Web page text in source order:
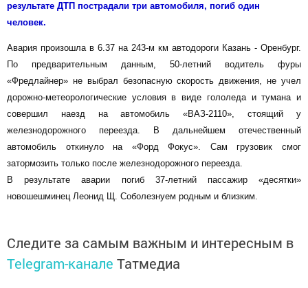
результате ДТП пострадали три автомобиля, погиб один
человек.
Авария произошла в 6.37 на 243-м км автодороги Казань - Оренбург.
По предварительным данным, 50-летний водитель фуры
«Фредлайнер» не выбрал безопасную скорость движения, не учел
дорожно-метеорологические условия в виде гололеда и тумана и
совершил наезд на автомобиль «ВАЗ-2110», стоящий у
железнодорожного переезда. В дальнейшем отечественный
автомобиль откинуло на «Форд Фокус». Сам грузовик смог
затормозить только после железнодорожного переезда.
В результате аварии погиб 37-летний пассажир «десятки»
новошешминец Леонид Щ. Соболезнуем родным и близким.
Следите за самым важным и интересным в
Telegram-канале Татмедиа